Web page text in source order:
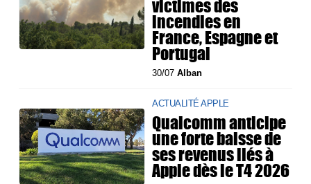
victimes des
incendies en
France, Espagne et
Portugal
30/07Alban
ACTUALITÉ APPLE
Qualcomm anticipe
une forte baisse de
ses revenus liés à
Apple dès le T4 2026